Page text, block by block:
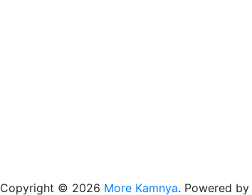
Copyright © 2026 More Kamnya. Powered by